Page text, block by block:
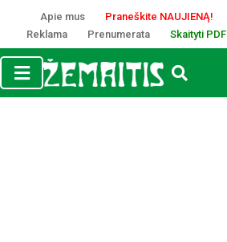
Apie mus
Praneškite NAUJIENĄ!
Reklama
Prenumerata Skaityti PDF